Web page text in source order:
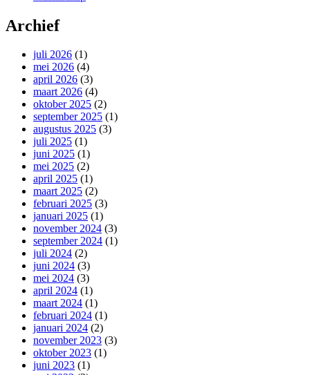
Archief
juli 2026 (1)
mei 2026 (4)
april 2026 (3)
maart 2026 (4)
oktober 2025 (2)
september 2025 (1)
augustus 2025 (3)
juli 2025 (1)
juni 2025 (1)
mei 2025 (2)
april 2025 (1)
maart 2025 (2)
februari 2025 (3)
januari 2025 (1)
november 2024 (3)
september 2024 (1)
juli 2024 (2)
juni 2024 (3)
mei 2024 (3)
april 2024 (1)
maart 2024 (1)
februari 2024 (1)
januari 2024 (2)
november 2023 (3)
oktober 2023 (1)
juni 2023 (1)